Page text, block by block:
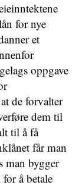
for nye
et
oppgave
de forvalter
dem til
til å få
får man
man bygger
å betale